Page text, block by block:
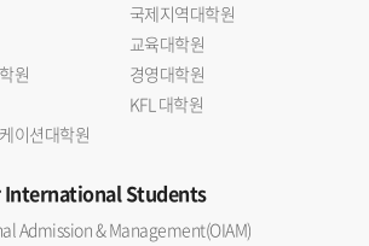
국제지역대학원
교육대학원
원
경영대학원
KFL 대학원
이션대학원
Students
Admission & Management(OIAM)